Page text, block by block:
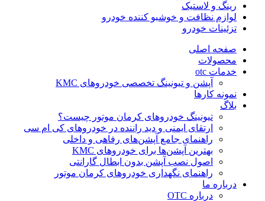
رینگ و لاستیک
لوازم نظافت و خوشبو کننده خودرو
تزئینات خودرو
صفحه اصلی
محصولات
خدمات otc
آپشن و تیونینگ تخصصی خودروهای KMC
نمونه کارها
بلاگ
تیونینگ خودروهای کرمان موتور چیست؟
ارتقای ایمنی و دید راننده در خودروهای کی ام سی
راهنمای جامع آپشن‌های رفاهی و داخلی
بهترین آپشن‌ها برای خودروهای KMC
اصول نصب آپشن بدون ابطال گارانتی
راهنمای نگهداری خودروهای کرمان موتور
درباره ما
درباره OTC